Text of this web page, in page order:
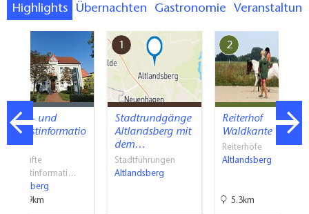
Highlights Übernachten Gastronomie
Stadt- und
Touristinformatio
n…
Geprüfte
Touristinformati…
Strausberg
17.9km
1
Stadtrundgänge
Altlandsberg mit
dem…
Stadtführungen
Altlandsberg
2
Reiterhof
Waldkante
Reiterhöfe
Altlandsberg
5.3km